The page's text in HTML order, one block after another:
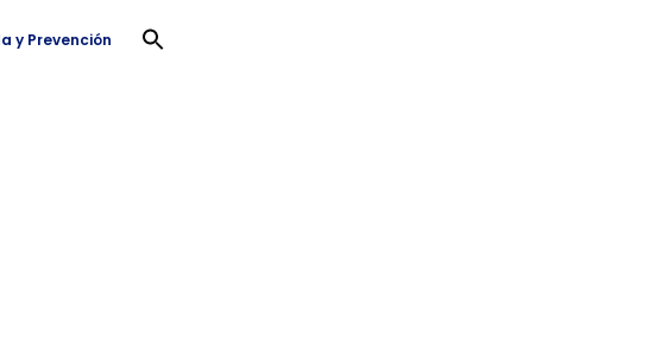
y Prevención